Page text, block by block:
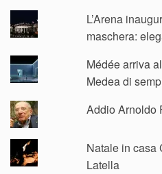
L’Arena
maschera:
Médée arriva
Medea di
Addio Arnoldo
Natale in casa
Latella